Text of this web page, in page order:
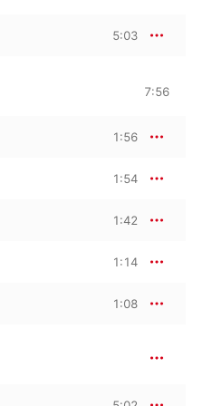
5:03
7:56
1:56
1:54
1:42
1:14
1:08